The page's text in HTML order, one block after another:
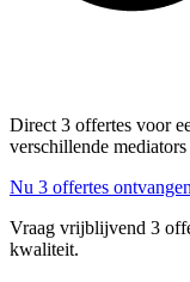
Direct 3 offertes voor
verschillende
Nu 3 offertes ontvangen
Vraag vrijblijvend 3
kwaliteit.